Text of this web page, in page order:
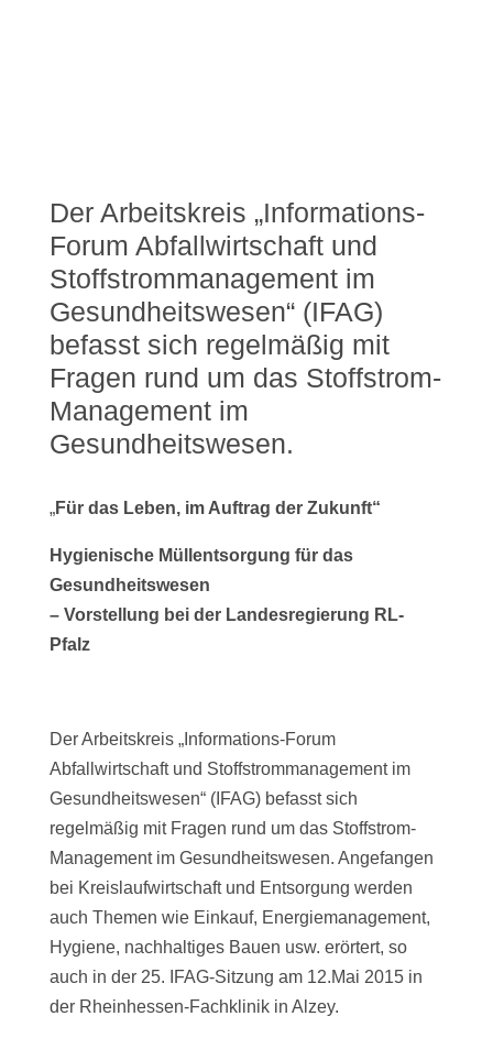
Der Arbeitskreis „Informations-
Forum Abfallwirtschaft und
Stoffstrommanagement im
Gesundheitswesen“ (IFAG)
befasst sich regelmäßig mit
Fragen rund um das Stoffstrom-
Management im
Gesundheitswesen.
„Für das Leben, im Auftrag der Zukunft“
Hygienische Müllentsorgung für das
Gesundheitswesen
– Vorstellung bei der Landesregierung RL-
Pfalz
Der Arbeitskreis „Informations-Forum
Abfallwirtschaft und Stoffstrommanagement im
Gesundheitswesen“ (IFAG) befasst sich
regelmäßig mit Fragen rund um das Stoffstrom-
Management im Gesundheitswesen. Angefangen
bei Kreislaufwirtschaft und Entsorgung werden
auch Themen wie Einkauf, Energiemanagement,
Hygiene, nachhaltiges Bauen usw. erörtert, so
auch in der 25. IFAG-Sitzung am 12.Mai 2015 in
der Rheinhessen-Fachklinik in Alzey.